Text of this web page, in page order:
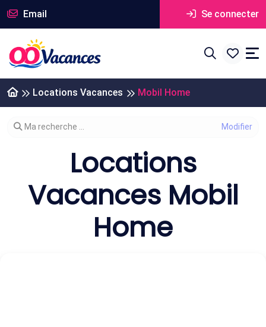
Email Se connecter
Locations Vacances Mobil Home
Modifier votre recherche
Ma recherche ...
Locations
Vacances Mobil
Home